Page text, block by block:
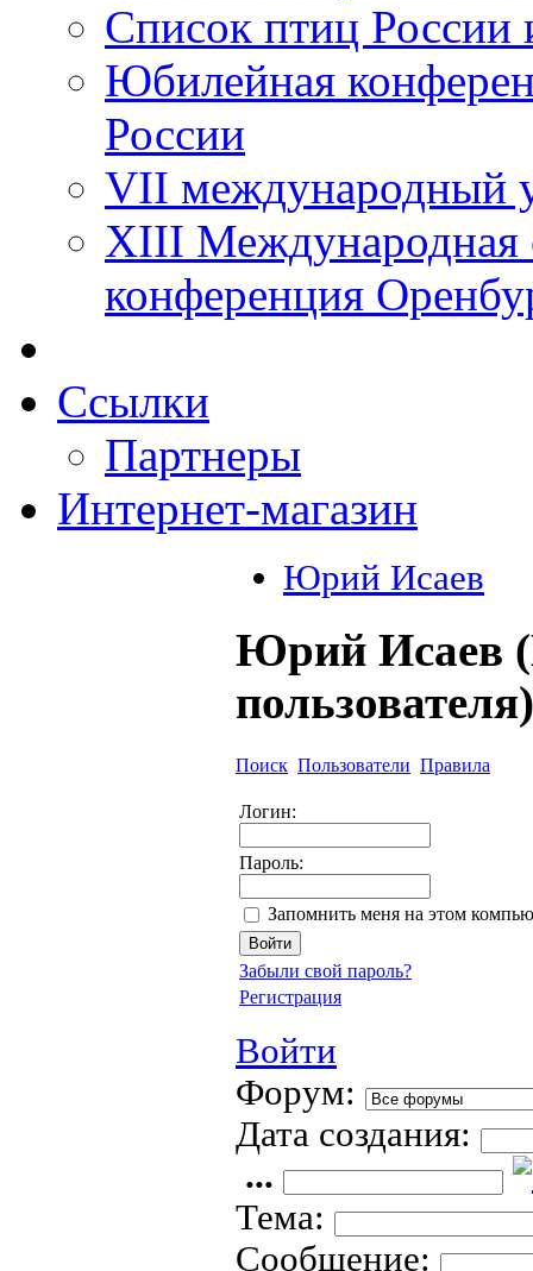
Список птиц России
Юбилейная
России
VII международный
XIII Международная
конференция
Ссылки
Партнеры
Интернет-магазин
Юрий Исаев
Юрий Исаев
пользователя)
Поиск Пользователи Правила
Логин:
Пароль:
Запомнить меня на этом
Забыли свой пароль?
Регистрация
Войти
Форум:
Дата создания:
...
Тема:
Сообщение: